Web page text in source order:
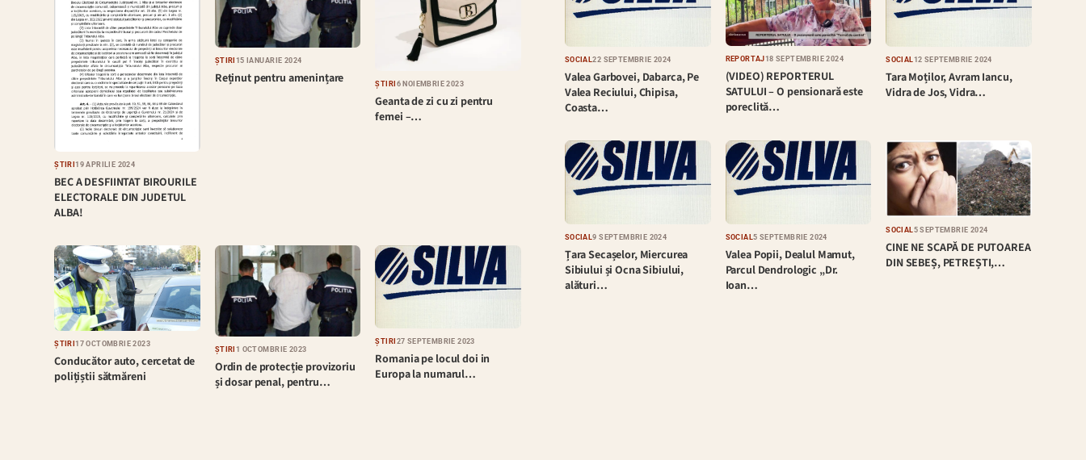
ȘTIRI19 APRILIE 2024
BEC A DESFIINTAT BIROURILE
ELECTORALE DIN JUDETUL
ALBA!
ȘTIRI 15 IANUARIE 2024
Reținut pentru amenințare ȘTIRI 6 NOIEMBRIE 2023
Geanta de zi cu zi pentru
femei –…
ȘTIRI17 OCTOMBRIE 2023
Conducător auto, cercetat de
polițiștii sătmăreni
ȘTIRI 1 OCTOMBRIE 2023
Ordin de protecție provizoriu
și dosar penal, pentru…
ȘTIRI 27 SEPTEMBRIE 2023
Romania pe locul doi in
Europa la numarul…
SOCIAL22 SEPTEMBRIE 2024
Valea Garbovei, Dabarca, Pe
Valea Reciului, Chipisa,
Coasta…
REPORTAJ18 SEPTEMBRIE 2024
(VIDEO) REPORTERUL
SATULUI – O pensionară este
poreclită…
SOCIAL12 SEPTEMBRIE 2024
Tara Moților, Avram Iancu,
Vidra de Jos, Vidra…
SOCIAL9 SEPTEMBRIE 2024
Țara Secașelor, Miercurea
Sibiului și Ocna Sibiului,
alături…
SOCIAL 5 SEPTEMBRIE 2024
Valea Popii, Dealul Mamut,
Parcul Dendrologic „Dr.
Ioan…
SOCIAL5 SEPTEMBRIE 2024
CINE NE SCAPĂ DE PUTOAREA
DIN SEBEȘ, PETREȘTI,…